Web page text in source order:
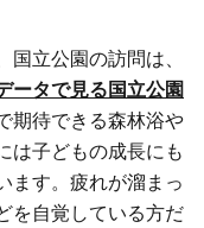
立公園の訪問は、
ータで見る国立公園
期待できる森林浴や
は子どもの成長にも
ます。疲れが溜まっ
を自覚している方だ